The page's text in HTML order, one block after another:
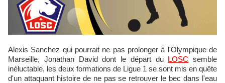
Alexis Sanchez qui pourrait ne pas prolonger à l'Olympique de
Marseille, Jonathan David dont le départ du LOSC semble
inéluctable, les deux formations de Ligue 1 se sont mis en quête
d'un attaquant histoire de ne pas se retrouver le bec dans l'eau